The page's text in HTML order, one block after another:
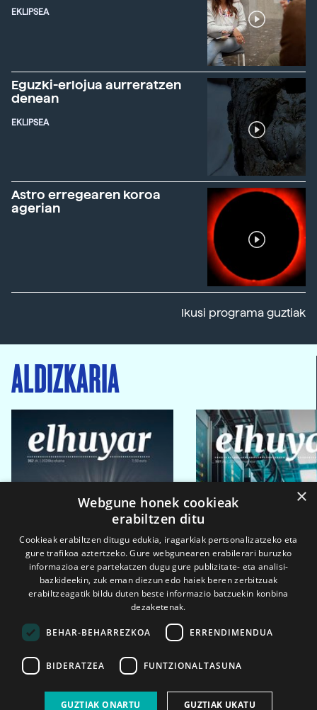
EKLIPSEA
Eguzki-erlojua aurreratzen
denean
EKLIPSEA
Astro erregearen koroa
agerian
Ikusi programa guztiak
ALDIZKARIA
2026ko eka. 1a 2026ko mar. 1a
×
Webgune honek cookieak
erabiltzen ditu
Cookieak erabiltzen ditugu edukia, iragarkiak pertsonalizatzeko eta
gure trafikoa aztertzeko. Gure webgunearen erabilerari buruzko
informazioa ere partekatzen dugu gure publizitate- eta analisi-
bazkideekin, zuk eman diezun edo haiek beren zerbitzuak
erabiltzeagatik bildu duten beste informazio batzuekin konbina
dezaketenak.
BEHAR-BEHARREZKOA ERRENDIMENDUA
BIDERATZEA FUNTZIONALTASUNA
GUZTIAK ONARTU GUZTIAK UKATU